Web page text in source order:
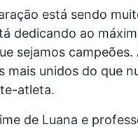
está sendo
dedicando ao
sejamos campeões.
mais unidos do que
atleta.
de Luana e